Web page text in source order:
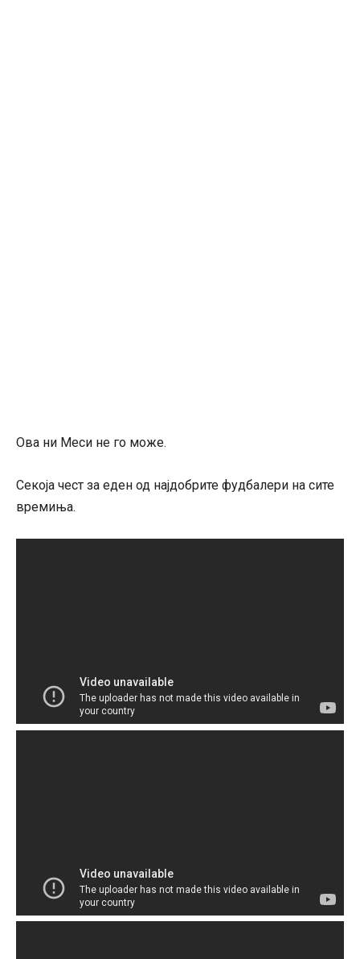
Ова ни Меси не го може.
Секоја чест за еден од најдобрите фудбалери на сите
времиња.